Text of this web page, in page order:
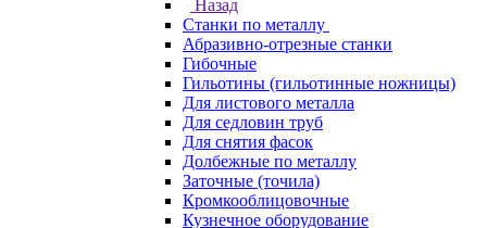
Назад
Станки по металлу
Абразивно-отрезные станки
Гибочные
Гильотины (гильотинные ножницы)
Для листового металла
Для седловин труб
Для снятия фасок
Долбежные по металлу
Заточные (точила)
Кромкооблицовочные
Кузнечное оборудование